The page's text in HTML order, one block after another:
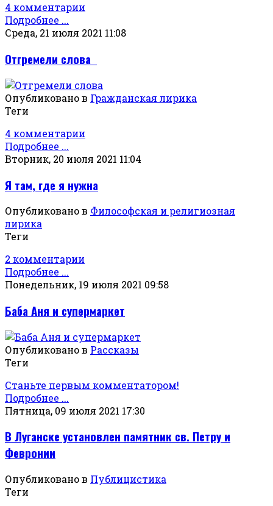
4 комментарии
Подробнее ...
Среда, 21 июля 2021 11:08
Отгремели слова
Опубликовано в Гражданская лирика
Теги
4 комментарии
Подробнее ...
Вторник, 20 июля 2021 11:04
Я там, где я нужна
Опубликовано в Философская и религиозная
лирика
Теги
2 комментарии
Подробнее ...
Понедельник, 19 июля 2021 09:58
Баба Аня и супермаркет
Опубликовано в Рассказы
Теги
Станьте первым комментатором!
Подробнее ...
Пятница, 09 июля 2021 17:30
В Луганске установлен памятник св. Петру и
Февронии
Опубликовано в Публицистика
Теги